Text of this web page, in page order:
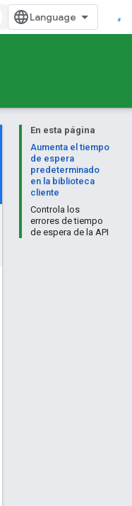
En esta página
Aumenta el tiempo
de espera
predeterminado
en la biblioteca
cliente
Controla los
errores de tiempo
de espera de la API